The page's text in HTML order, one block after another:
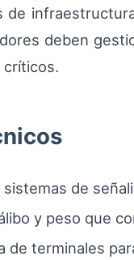
deben
críticos.
sistemas de
y peso que
de terminales